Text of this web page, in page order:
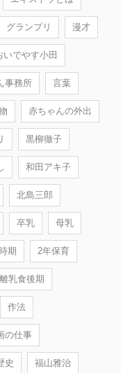
グランプリ 漫才
いでやす小田
事務所 言葉
赤ちゃんの外出
黒柳徹子
和田アキ子
北島三郎
卒乳 母乳
期 2年保育
離乳食後期
作法
の仕事
史 福山雅治